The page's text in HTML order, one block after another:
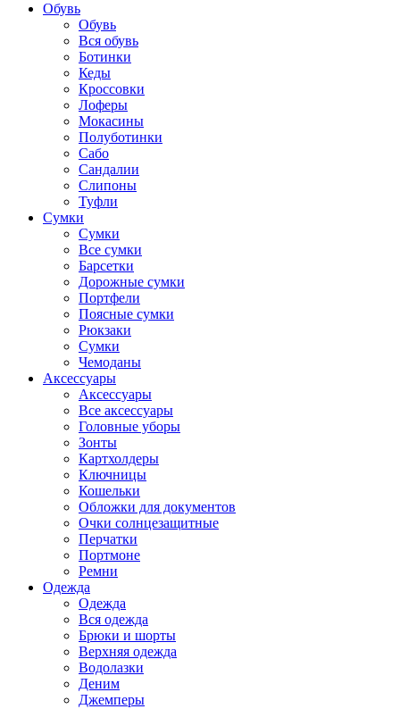
Обувь
Обувь
Вся обувь
Ботинки
Кеды
Кроссовки
Лоферы
Мокасины
Полуботинки
Сабо
Сандалии
Слипоны
Туфли
Сумки
Сумки
Все сумки
Барсетки
Дорожные сумки
Портфели
Поясные сумки
Рюкзаки
Сумки
Чемоданы
Аксессуары
Аксессуары
Все аксессуары
Головные уборы
Зонты
Картхолдеры
Ключницы
Кошельки
Обложки для документов
Очки солнцезащитные
Перчатки
Портмоне
Ремни
Одежда
Одежда
Вся одежда
Брюки и шорты
Верхняя одежда
Водолазки
Деним
Джемперы